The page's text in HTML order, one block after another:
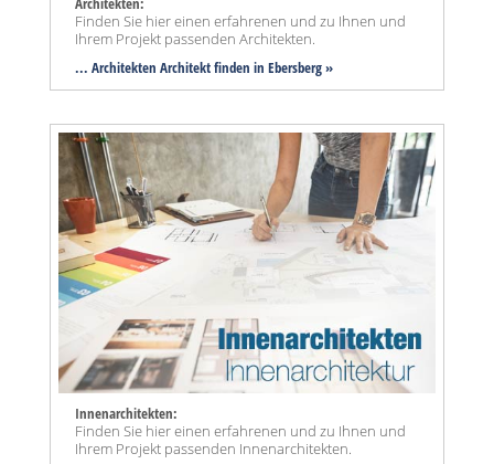
Finden Sie hier einen erfahrenen und zu Ihnen und
Ihrem Projekt passenden Architekten.
... Architekten Architekt finden in Ebersberg »
Innenarchitekten:
Finden Sie hier einen erfahrenen und zu Ihnen und
Ihrem Projekt passenden Innenarchitekten.